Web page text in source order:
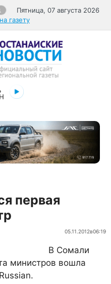
Пятница, 07 августа 2026
газету
первая
05.11.2012в06:19
В Сомали
министров вошла